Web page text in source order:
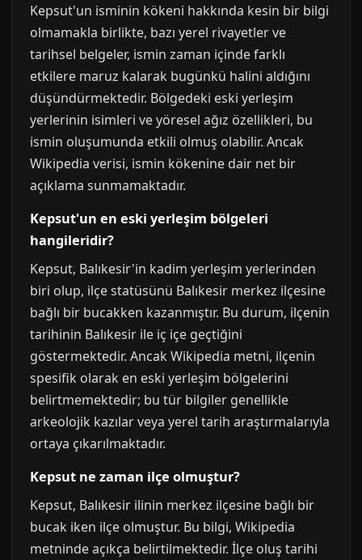
Kepsut'un isminin kökeni hakkında kesin bir bilgi
olmamakla birlikte, bazı yerel rivayetler ve
tarihsel belgeler, ismin zaman içinde farklı
etkilere maruz kalarak bugünkü halini aldığını
düşündürmektedir. Bölgedeki eski yerleşim
yerlerinin isimleri ve yöresel ağız özellikleri, bu
ismin oluşumunda etkili olmuş olabilir. Ancak
Wikipedia verisi, ismin kökenine dair net bir
açıklama sunmamaktadır.
Kepsut'un en eski yerleşim bölgeleri
hangileridir?
Kepsut, Balıkesir'in kadim yerleşim yerlerinden
biri olup, ilçe statüsünü Balıkesir merkez ilçesine
bağlı bir bucakken kazanmıştır. Bu durum, ilçenin
tarihinin Balıkesir ile iç içe geçtiğini
göstermektedir. Ancak Wikipedia metni, ilçenin
spesifik olarak en eski yerleşim bölgelerini
belirtmemektedir; bu tür bilgiler genellikle
arkeolojik kazılar veya yerel tarih araştırmalarıyla
ortaya çıkarılmaktadır.
Kepsut ne zaman ilçe olmuştur?
Kepsut, Balıkesir ilinin merkez ilçesine bağlı bir
bucak iken ilçe olmuştur. Bu bilgi, Wikipedia
metninde açıkça belirtilmektedir. İlçe oluş tarihi